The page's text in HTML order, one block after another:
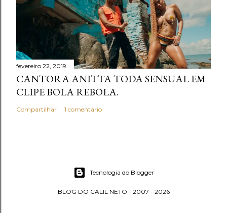
fevereiro 22, 2019
CANTORA ANITTA TODA SENSUAL EM
CLIPE BOLA REBOLA.
Compartilhar 1 comentário
Tecnologia do Blogger
BLOG DO CALIL NETO - 2007 - 2026